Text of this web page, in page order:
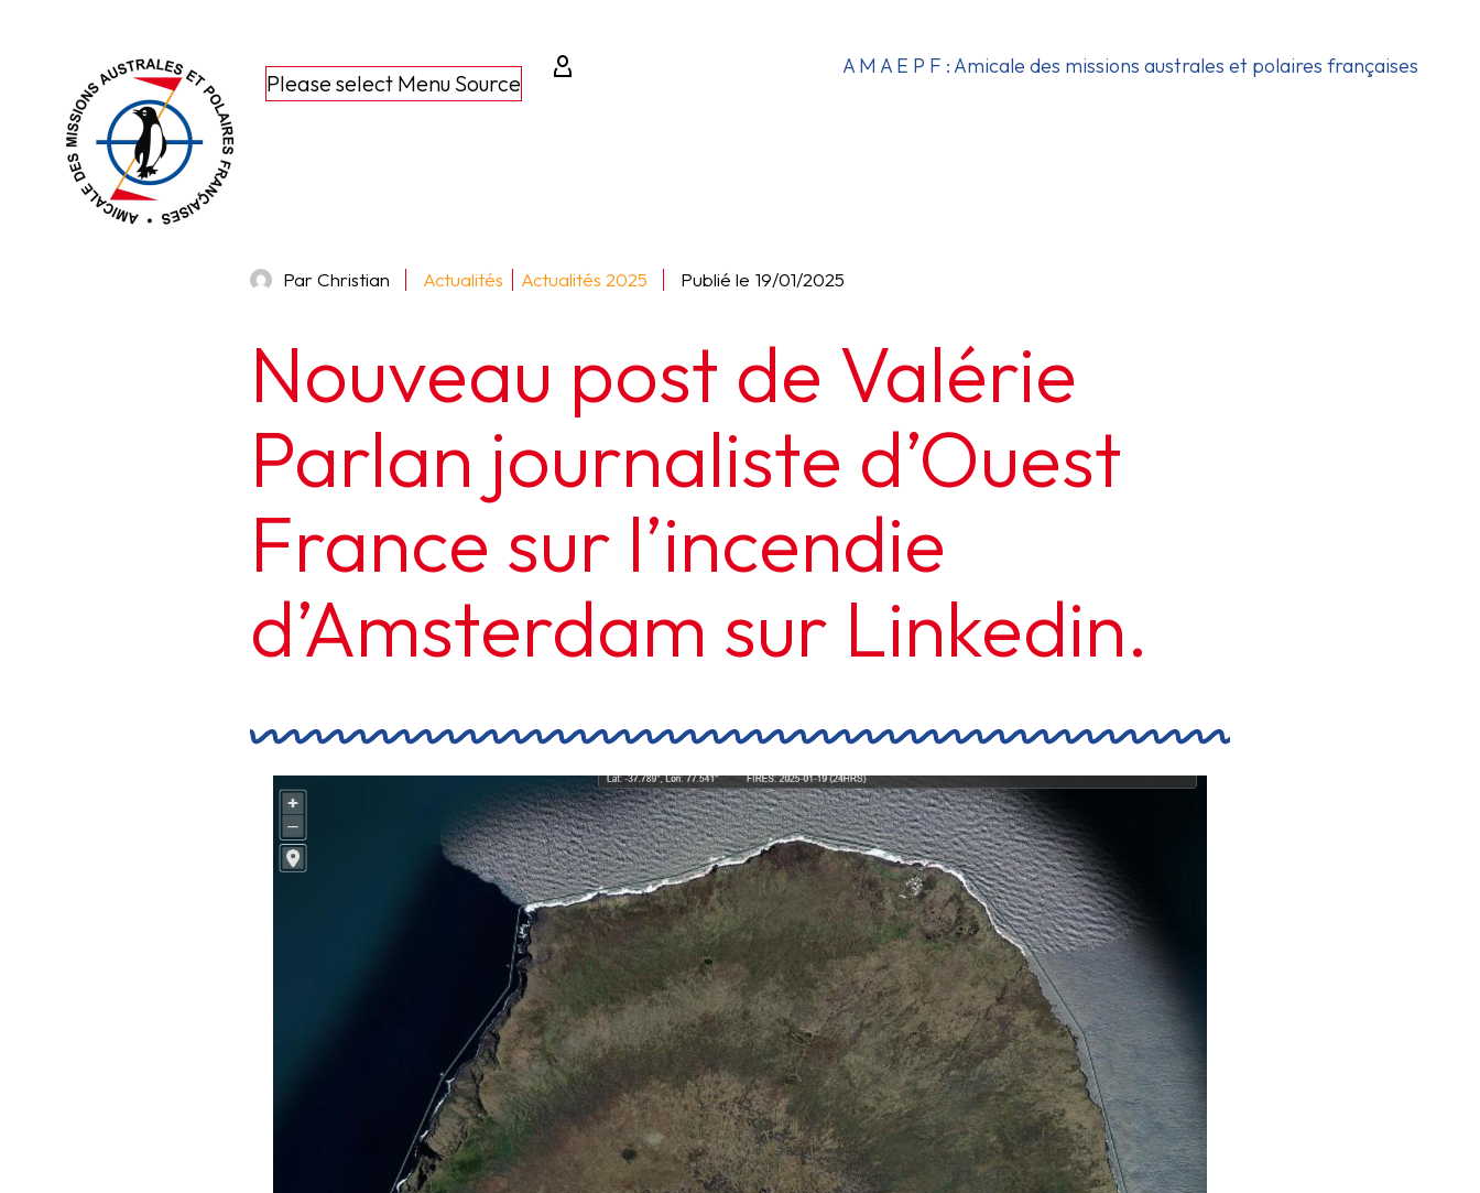
Please select Menu Source
A M A E P F : Amicale des missions australes et polaires françaises
Par Christian Actualités Actualités 2025 Publié le 19/01/2025
Nouveau post de Valérie
Parlan journaliste d’Ouest
France sur l’incendie
d’Amsterdam sur Linkedin.